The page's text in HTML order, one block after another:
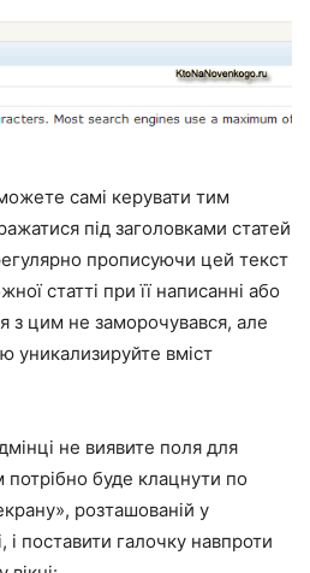
самі керувати тим
під заголовками статей
прописуючи цей текст
статті при її написанні або
з цим не заморочувався, але
уникализируйте вміст
не виявите поля для
буде клацнути по
розташованій у
і поставити галочку навпроти